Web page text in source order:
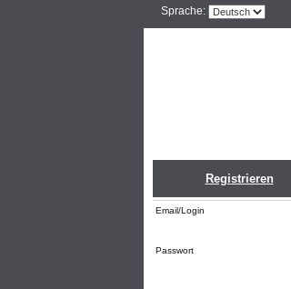
Sprache:
Registrieren
Email/Login
Passwort